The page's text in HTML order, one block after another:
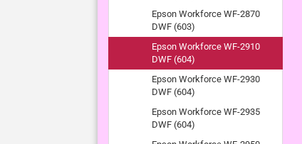
Epson Workforce WF-2870
DWF (603)
Epson Workforce WF-2910
DWF (604)
Epson Workforce WF-2930
DWF (604)
Epson Workforce WF-2935
DWF (604)